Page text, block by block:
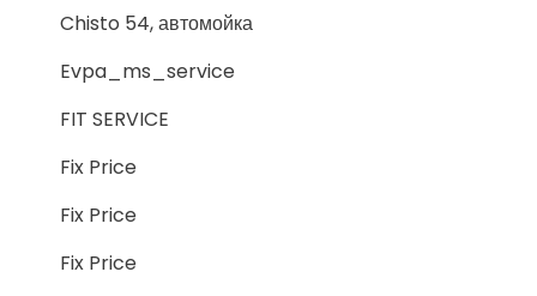
Chisto 54, автомойка
Evpa_ms_service
FIT SERVICE
Fix Price
Fix Price
Fix Price